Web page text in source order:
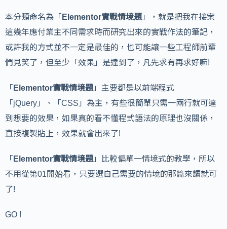
本分類命名為「 Elementor實戰情境題 」，就是把我在接案
這幾年應付業主不同需求時而研究出來的實戰作法的筆記，
或許我的方式並不一定是最佳的，也可能讓一些工程師前輩
們見笑了，但至少「效果」是達到了，凡先求有再求好嘛!
「 Elementor實戰情境題 」主要都是以前端程式
「jQuery」、「CSS」為主，有些很簡單只需一兩行就可達
到想要的效果，如果真的看不懂程式語法的原理也沒關係，
直接複製貼上，效果就會出來了!
「 Elementor實戰情境題 」比較偏單一情境式的教學，所以
不用從第01開始看，只要選自己需要的情境的那篇來讀就可
了!
GO !